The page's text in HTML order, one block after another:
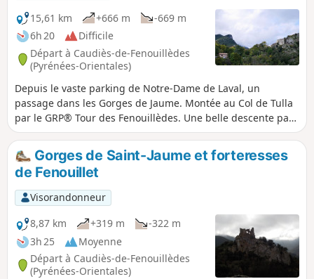
second jour, approche puis montée sur le
Pech de Bugarach, et descente et retour vers
Caudiès.
15,61 km
+666 m
-669 m
6h 20
Difficile
Départ à Caudiès-de-Fenouillèdes
(Pyrénées-Orientales)
Depuis le vaste parking de Notre-Dame de Laval, un
passage dans les Gorges de Jaume. Montée au Col de Tulla
par le GRP® Tour des Fenouillèdes. Une belle descente par
le Ravin de Bène pour un retour à La Vilasse. Puis un très
beau chemin en balcon (passage délicat aménagé) pour
retrouver le parking. - Randonnée à entreprendre en
absence de pluie ou gel. Nombreuses passerelles
glissantes de (1) à (2) et chemin en bacon avec passages
délicats du (20) au (21). - Au retour, les personnes sujettes
au vertige ou aillant l'appréhension du vide, descendront
par les Gorges de Saint-Jaume depuis le (2) - Randonnée
classée difficile à cause du passage dans les gorges, du
chemin en balcon et de l'orientation.
Gorges de Saint-Jaume et forteresses
de Fenouillet
Visorandonneur
8,87 km
+319 m
-322 m
3h 25
Moyenne
Départ à Caudiès-de-Fenouillèdes
(Pyrénées-Orientales)